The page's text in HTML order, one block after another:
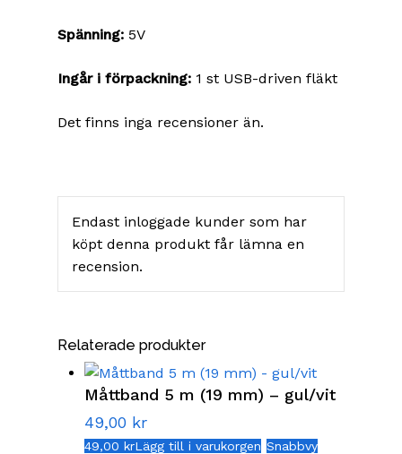
Spänning: 5V
Ingår i förpackning: 1 st USB-driven fläkt
Det finns inga recensioner än.
Endast inloggade kunder som har
köpt denna produkt får lämna en
recension.
Relaterade produkter
Måttband 5 m (19 mm) – gul/vit
49,00 kr
49,00 krLägg till i varukorgen Snabbvy